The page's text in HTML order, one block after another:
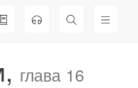
глава 16